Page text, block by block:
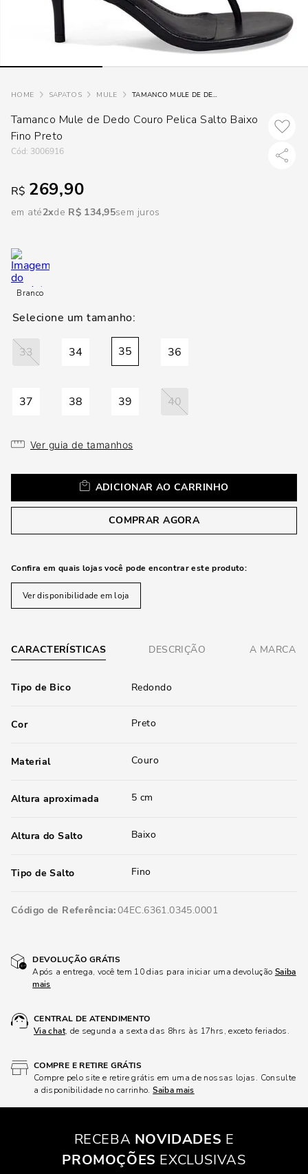
SAPATOS MULE TAMANCO MULE DE DEDO COURO PELICA SALTO BAIXO FINO PRETO
Tamanco Mule de Dedo Couro Pelica Salto Baixo
Fino Preto
: 3006916
R$ 269,90
em até2 R$ 134,95sem juros
Branco
33 34 35 36
37 38 39 40
Ver guia de tamanhos
ADICIONAR AO CARRINHO
COMPRAR AGORA
Confira em quais lojas você pode encontrar este produto:
Ver disponibilidade em loja
CARACTERÍSTICAS DESCRIÇÃO A MARCA
Tipo de Bico Redondo
Cor Preto
Material Couro
Altura aproximada 5 cm
Altura do Salto Baixo
Tipo de Salto Fino
Código de Referência 04EC.6361.0345.0001
DEVOLUÇÃO GRÁTIS
Após a entrega, você tem 10 dias para iniciar uma devolução Saiba
mais
CENTRAL DE ATENDIMENTO
Via chat, de segunda a sexta das 8hrs às 17hrs, exceto feriados.
COMPRE E RETIRE GRÁTIS
Compre pelo site e retire grátis em uma de nossas lojas. Consulte
a disponibilidade no carrinho.Saiba mais
RECEBA NOVIDADES E
PROMOÇÕES EXCLUSIVAS